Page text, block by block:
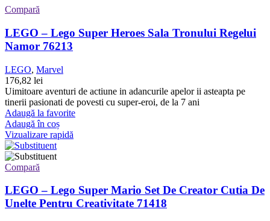
Compară
LEGO – Lego Super Heroes Sala Tronului Regelui
Namor 76213
LEGO, Marvel
176,82 lei
Uimitoare aventuri de actiune in adancurile apelor ii asteapta pe
tinerii pasionati de povesti cu super-eroi, de la 7 ani
Adaugă la favorite
Adaugă în coș
Vizualizare rapidă
Compară
LEGO – Lego Super Mario Set De Creator Cutia De
Unelte Pentru Creativitate 71418